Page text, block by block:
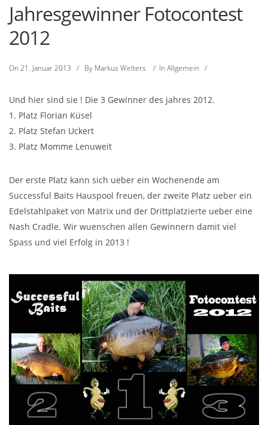
Jahresgewinner Fotocontest
2012
On 21. Januar 2013 / By Markus Welters / In Allgemein /
Und hier sind sie ! Die 3 Gewinner des jahres 2012.
1. Platz Florian Küsel
2. Platz Stefan Uckert
3. Platz Momme Lenuweit
Der erste Platz kann sich ueber ein Wochenende am
Successful Baits Hauspool freuen, der zweite Platz ueber ein
Edelstahlpaket von Matrix und der Drittplatzierte ueber eine
Nash Cradle. Wir wuenschen allen Gewinnern damit viel
Spass und viel Erfolg in 2013 !